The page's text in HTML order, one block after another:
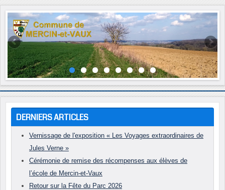
DERNIERS ARTICLES
Vernissage de l'exposition « Les Voyages extraordinaires de
Jules Verne »
Cérémonie de remise des récompenses aux élèves de
l’école de Mercin-et-Vaux
Retour sur la Fête du Parc 2026
Année
précédente
Mois
précédent
Année
suivante
Mois
suivant